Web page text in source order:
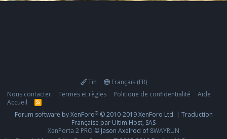
Tin
Français (FR)
Nous contacter
Termes et règles Politique de confidentialité
Aide
Accueil
R
S
S
Forum software by XenForo® © 2010-2019 XenForo Ltd. | Traduction
Française par Ultim Host, SAS
XenPorta 2 PRO © Jason Axelrod of 8WAYRUN